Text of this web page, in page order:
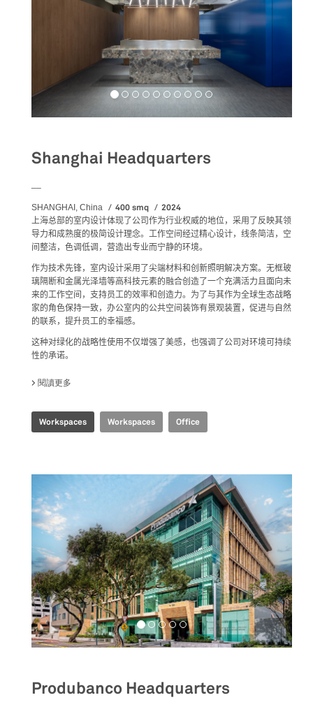
Shanghai Headquarters
SHANGHAI, China 400 smq 2024
上海总部的室内设计体现了公司作为行业权威的地位，采用了反映其领
导力和成熟度的极简设计理念。工作空间经过精心设计，线条简洁，空
间整洁，色调低调，营造出专业而宁静的环境。
作为技术先锋，室内设计采用了尖端材料和创新照明解决方案。无框玻
璃隔断和金属光泽墙等高科技元素的融合创造了一个充满活力且面向未
来的工作空间，支持员工的效率和创造力。为了与其作为全球生态战略
家的角色保持一致，办公室内的公共空间装饰有景观装置，促进与自然
的联系，提升员工的幸福感。
这种对绿化的战略性使用不仅增强了美感，也强调了公司对环境可持续
性的承诺。
閱讀更多
Workspaces Workspaces Office
Produbanco Headquarters